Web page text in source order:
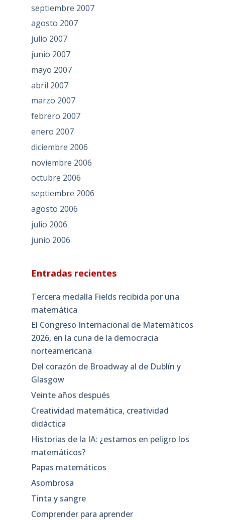
septiembre 2007
agosto 2007
julio 2007
junio 2007
mayo 2007
abril 2007
marzo 2007
febrero 2007
enero 2007
diciembre 2006
noviembre 2006
octubre 2006
septiembre 2006
agosto 2006
julio 2006
junio 2006
Entradas recientes
Tercera medalla Fields recibida por una
matemática
El Congreso Internacional de Matemáticos
2026, en la cuna de la democracia
norteamericana
Del corazón de Broadway al de Dublín y
Glasgow
Veinte años después
Creatividad matemática, creatividad
didáctica
Historias de la IA: ¿estamos en peligro los
matemáticos?
Papas matemáticos
Asombrosa
Tinta y sangre
Comprender para aprender